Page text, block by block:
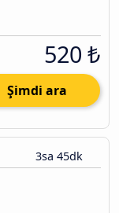
520 ₺
Şimdi ara
3sa 45dk